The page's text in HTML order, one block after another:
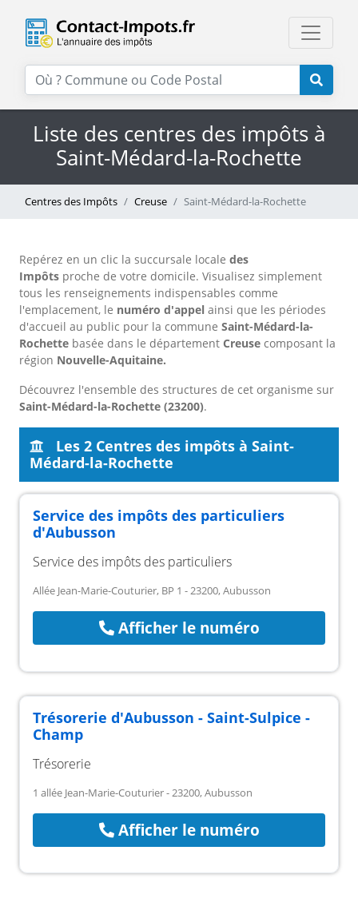
Liste des centres des impôts à
Saint-Médard-la-Rochette
Centres des Impôts Creuse Saint-Médard-la-Rochette
Repérez en un clic la succursale locale des
Impôts proche de votre domicile. Visualisez simplement
tous les renseignements indispensables comme
l'emplacement, le numéro d'appel ainsi que les périodes
d'accueil au public pour la commune Saint-Médard-la-
Rochette basée dans le département Creuse composant la
région Nouvelle-Aquitaine.
Découvrez l'ensemble des structures de cet organisme sur
Saint-Médard-la-Rochette (23200).
Les 2 Centres des impôts à Saint-
Médard-la-Rochette
Service des impôts des particuliers
d'Aubusson
Service des impôts des particuliers
Allée Jean-Marie-Couturier, BP 1 - 23200, Aubusson
Afficher le numéro
Trésorerie d'Aubusson - Saint-Sulpice -
Champ
Trésorerie
1 allée Jean-Marie-Couturier - 23200, Aubusson
Afficher le numéro